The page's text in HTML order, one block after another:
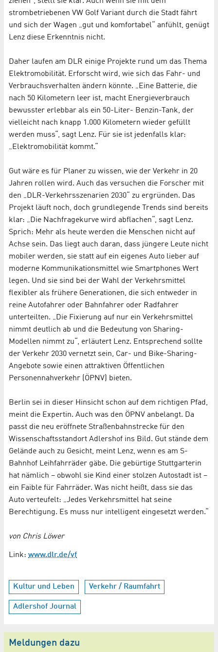
strombetriebenen VW Golf Variant durch die Stadt fährt
und sich der Wagen „gut und komfortabel“ anfühlt, genügt
Lenz diese Erkenntnis nicht.
Daher laufen am DLR einige Projekte rund um das Thema
Elektromobilität. Erforscht wird, wie sich das Fahr- und
Verbrauchsverhalten ändern könnte. „Eine Batterie, die
nach 50 Kilometern leer ist, macht Energieverbrauch
bewusster erlebbar als ein 50-Liter- Benzin-Tank, der
vielleicht nach knapp 1.000 Kilometern wieder gefüllt
werden muss“, sagt Lenz. Für sie ist jedenfalls klar:
„Elektromobilität kommt.“
Gut wäre es für Planer zu wissen, wie der Verkehr in 20
Jahren rollen wird. Auch das versuchen die Forscher mit
den „DLR-Verkehrsszenarien 2030“ zu ergründen. Das
Projekt läuft noch, doch grundlegende Trends sind bereits
klar: „Die Nachfragekurve wird abflachen“, sagt Lenz.
Sprich: Mehr als heute werden die Menschen nicht auf
Achse sein. Das liegt auch daran, dass jüngere Leute nicht
mobiler werden, sie statt auf ein eigenes Auto lieber auf
moderne Kommunikationsmittel wie Smartphones Wert
legen. Und sie sind bei der Wahl der Verkehrsmittel
flexibler als frühere Generationen, die sich entweder in
reine Autofahrer oder Bahnfahrer oder Radfahrer
unterteilten. „Die Fixierung auf nur ein Verkehrsmittel
nimmt deutlich ab und die Bedeutung von Sharing-
Modellen nimmt zu“, erläutert Lenz. Entsprechend sollte
der Verkehr 2030 vernetzt sein, Car- und Bike-Sharing-
Angebote sowie einen attraktiven Öffentlichen
Personennahverkehr (ÖPNV) bieten.
Berlin sei in dieser Hinsicht schon auf dem richtigen Pfad,
meint die Expertin. Auch was den ÖPNV anbelangt. Da
passt die neu eröffnete Straßenbahnstrecke für den
Wissenschaftsstandort Adlershof ins Bild. Gut stände dem
Gelände auch zu Gesicht, meint Lenz, wenn es am S-
Bahnhof Leihfahrräder gäbe. Die gebürtige Stuttgarterin
hat nämlich – obwohl sie Kind einer stolzen Autostadt ist –
ein Faible für Fahrräder. Was nicht heißt, dass sie das
Auto verteufelt: „Jedes Verkehrsmittel hat seine
Berechtigung. Es muss nur intelligent eingesetzt werden.“
von Chris Löwer
Link: www.dlr.de/vf
Kultur und Leben Verkehr / Raumfahrt
Adlershof Journal
Meldungen dazu